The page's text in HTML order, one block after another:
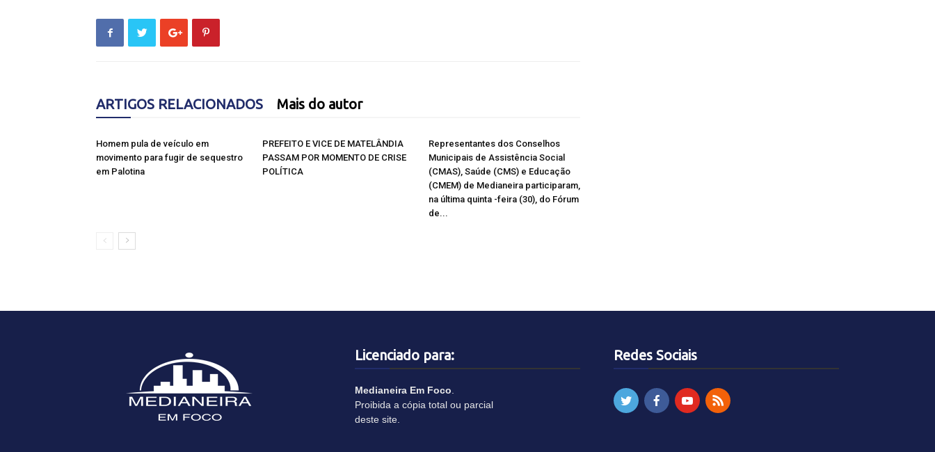
ARTIGOS RELACIONADOS Mais do autor
Homem pula de veículo em
movimento para fugir de sequestro
em Palotina
PREFEITO E VICE DE MATELÂNDIA
PASSAM POR MOMENTO DE CRISE
POLÍTICA
Representantes dos Conselhos
Municipais de Assistência Social
(CMAS), Saúde (CMS) e Educação
(CMEM) de Medianeira participaram,
na última quinta -feira (30), do Fórum
de...
Licenciado para:
Medianeira Em Foco
Proibida a cópia total ou parcial
deste site.
Redes Sociais